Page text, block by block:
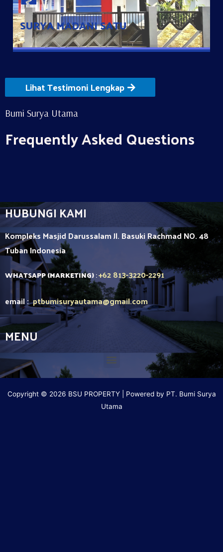
SURYA MADANI SATU
Lihat Testimoni Lengkap
Bumi Surya Utama
Frequently Asked Questions
HUBUNGI KAMI
Kompleks Masjid Darussalam Jl. Basuki Rachmad NO. 48
TubanIndonesia
WHATSAPP (MARKETING):+62 813-3220-2291
email :ptbumisuryautama@gmail.com
MENU
Copyright © 2026 BSU PROPERTY | Powered by PT. Bumi Surya
Utama